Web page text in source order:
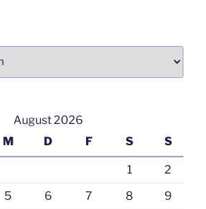
August 2026
M D F S S
1
2
5 6 7 8
9